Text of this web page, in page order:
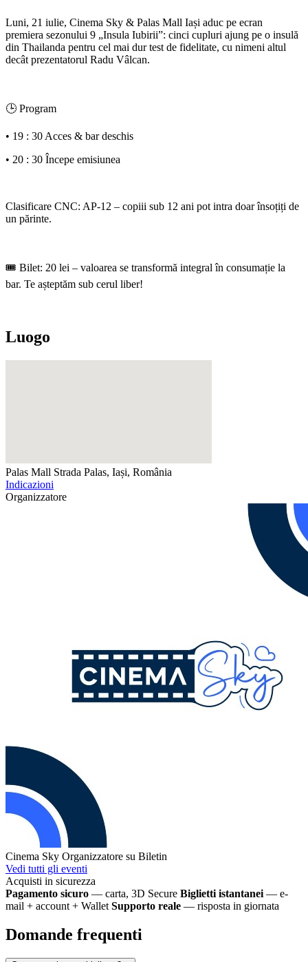
Luni, 21 iulie, Cinema Sky & Palas Mall Iași aduc pe ecran
premiera sezonului 9 „Insula Iubirii”: cinci cupluri ajung pe o insulă
din Thailanda pentru cel mai dur test de fidelitate, cu nimeni altul
decât prezentatorul Radu Vâlcan.
🕒 Program
• 19 : 30 Acces & bar deschis
• 20 : 30 Începe emisiunea
Clasificare CNC: AP-12 – copiii sub 12 ani pot intra doar însoțiți de
un părinte.
🎟️ Bilet: 20 lei – valoarea se transformă integral în consumație la
bar. Te așteptăm sub cerul liber!
Luogo
Palas Mall Strada Palas, Iași, România
Indicazioni
Organizzatore
Cinema Sky Organizzatore su Biletin
Vedi tutti gli eventi
Acquisti in sicurezza
Pagamento sicuro — carta, 3D Secure Biglietti istantanei — e-
mail + account + Wallet Supporto reale — risposta in giornata
Domande frequenti